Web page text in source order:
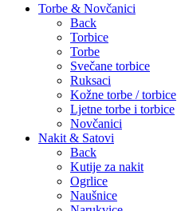
Torbe & Novčanici
Back
Torbice
Torbe
Svečane torbice
Ruksaci
Kožne torbe / torbice
Ljetne torbe i torbice
Novčanici
Nakit & Satovi
Back
Kutije za nakit
Ogrlice
Naušnice